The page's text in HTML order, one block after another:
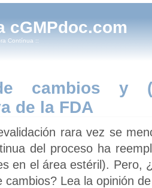
cGMPdoc.com
Contínua ::
cambios y
de la FDA
rara vez se
del proceso ha
en el área estéril). Pero,
cambios? Lea la opinión